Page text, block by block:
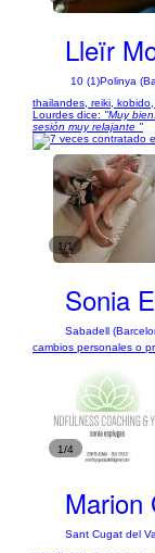
Lleïr
10 (1)Polinya
thailandes, reiki,
Lourdes dice: "Muy
sesión muy relajante "
1/1
Sonia
Sabadell
cambios personales o
1/4
Marion
Sant Cugat del